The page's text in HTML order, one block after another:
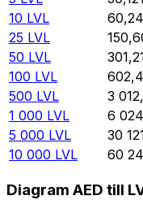
10 LVL
25 LVL
50 LVL
100 LVL
500 LVL 3
1 000 LVL 6
5 000 LVL 30
10 000 LVL 60
Diagram AED till